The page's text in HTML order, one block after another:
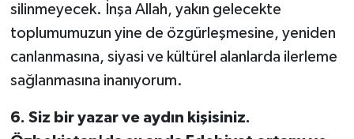
silinmeyecek. İnşa Allah, yakın gelecekte
toplumumuzun yine de özgürleşmesine, yeniden
canlanmasına, siyasi ve kültürel alanlarda ilerleme
sağlanmasına inanıyorum.
6. Siz bir yazar ve aydın kişisiniz.